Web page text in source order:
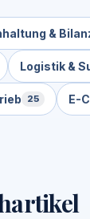
&
Logistik &
25 E-